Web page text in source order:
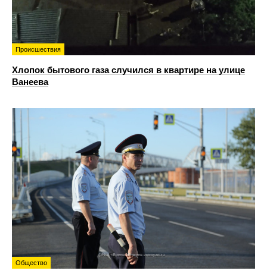
Происшествия
Хлопок бытового газа случился в квартире на улице
Ванеева
Общество